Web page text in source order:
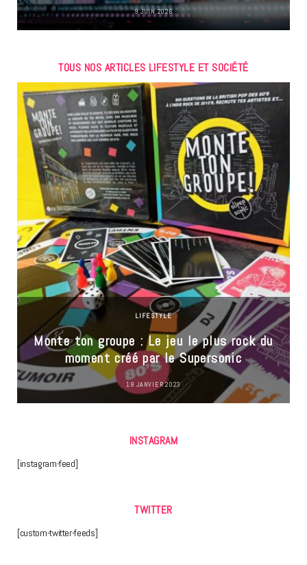
9 JUIN 2026
TOUS NOS ARTICLES LIFESTYLE ET SOCIÉTÉ
LIFESTYLE
Monte ton groupe : Le jeu le plus rock du
moment créé par le Supersonic
18 JANVIER 2023
INSTAGRAM
[instagram-feed]
TWITTER
[custom-twitter-feeds]